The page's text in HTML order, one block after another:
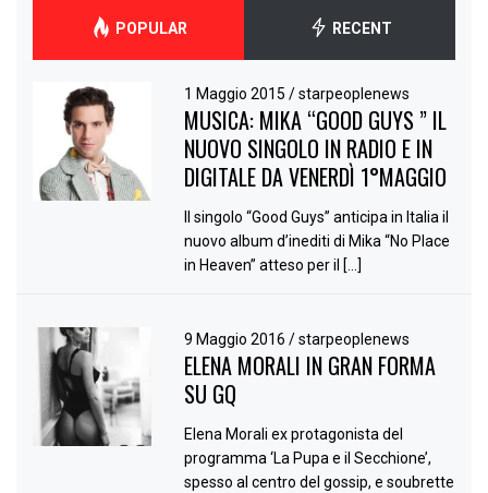
POPULAR RECENT
1 Maggio 2015/ starpeoplenews
MUSICA: MIKA “GOOD GUYS ” IL
NUOVO SINGOLO IN RADIO E IN
DIGITALE DA VENERDÌ 1°MAGGIO
Il singolo “Good Guys” anticipa in Italia il
nuovo album d’inediti di Mika “No Place
in Heaven” atteso per il […]
9 Maggio 2016/ starpeoplenews
ELENA MORALI IN GRAN FORMA
SU GQ
Elena Morali ex protagonista del
programma ‘La Pupa e il Secchione’,
spesso al centro del gossip, e soubrette